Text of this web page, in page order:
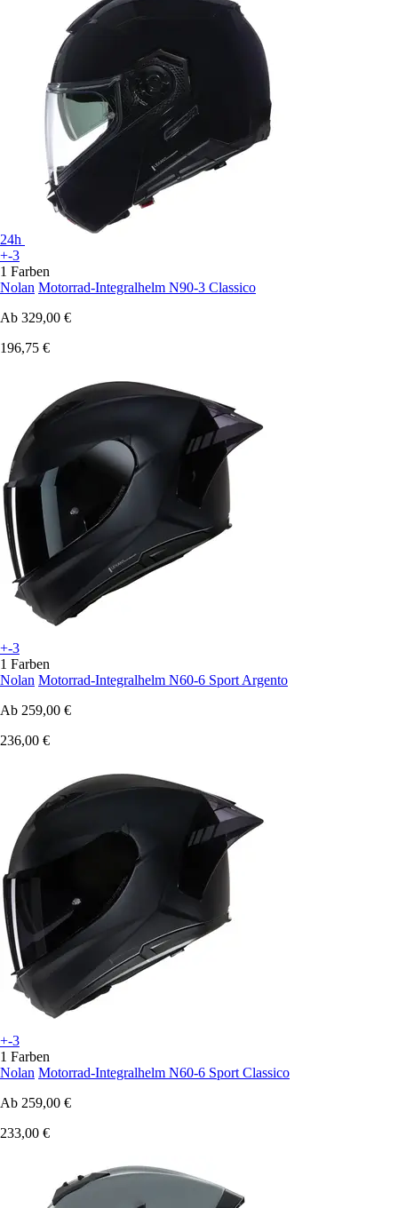
24h
+-3
1 Farben
Nolan Motorrad-Integralhelm N90-3 Classico
Ab 329,00 €
196,75 €
+-3
1 Farben
Nolan Motorrad-Integralhelm N60-6 Sport Argento
Ab 259,00 €
236,00 €
+-3
1 Farben
Nolan Motorrad-Integralhelm N60-6 Sport Classico
Ab 259,00 €
233,00 €